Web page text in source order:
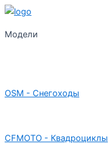
Модели
OSM - Снегоходы
CFMOTO - Квадроциклы